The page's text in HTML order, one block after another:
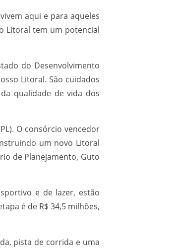
aqui e para aqueles
Litoral tem um potencial
do Desenvolvimento
Litoral. São cuidados
qualidade de vida dos
O consórcio vencedor
um novo Litoral
de Planejamento, Guto
e de lazer, estão
é de R$ 34,5 milhões,
pista de corrida e uma